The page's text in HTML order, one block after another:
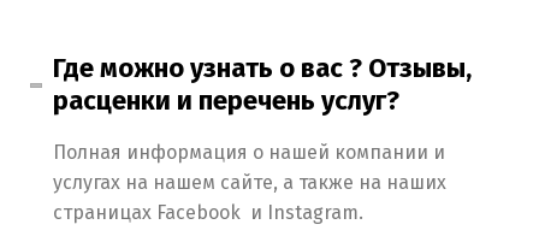
Где можно узнать о вас ? Отзывы,
расценки и перечень услуг?
Полная информация о нашей компании и
услугах на нашем сайте, а также на наших
страницах Facebook и Instagram.